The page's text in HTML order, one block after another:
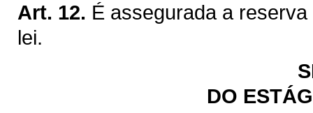
Art. 12. É assegurada a
lei.
DO